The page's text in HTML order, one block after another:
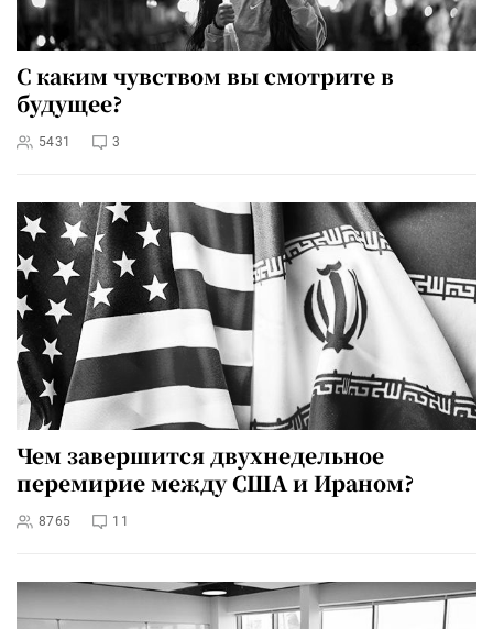
С каким чувством вы смотрите в
будущее?
5431 3
Чем завершится двухнедельное
перемирие между США и Ираном?
8765 11